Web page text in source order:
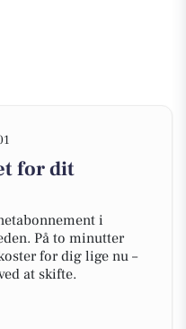
for dit
i
På to minutter
for dig lige nu –
at skifte.